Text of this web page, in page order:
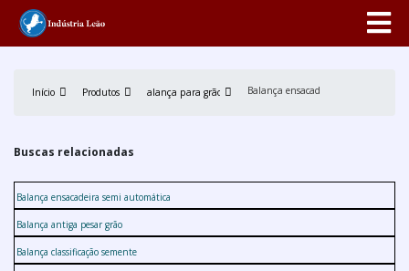
Início Produtos Balança para grãos Balança ensacadeira semi
Buscas relacionadas
Balança ensacadeira semi automática
Balança antiga pesar grão
Balança classificação semente